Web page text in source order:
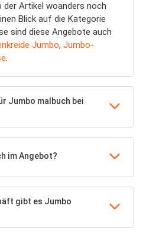
Artikel woanders noch
Blick auf die Kategorie
sind diese Angebote auch
Jumbo, Jumbo-
.
Jumbo malbuch bei
im Angebot?
gibt es Jumbo